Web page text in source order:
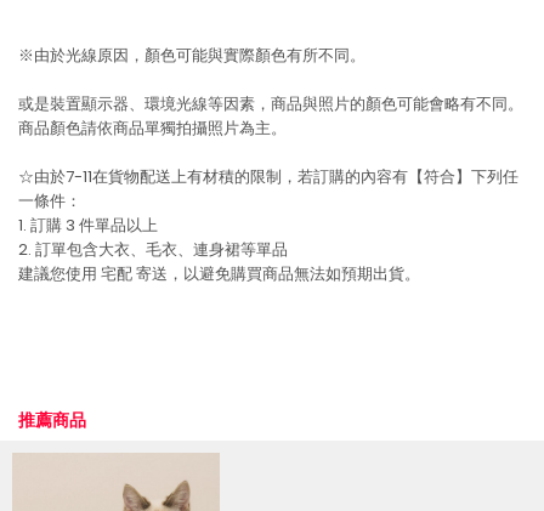
※由於光線原因，顏色可能與實際顏色有所不同。
或是裝置顯示器、環境光線等因素，商品與照片的顏色可能會略有不同。
商品顏色請依商品單獨拍攝照片為主。
☆由於7-11在貨物配送上有材積的限制，若訂購的內容有【符合】下列任
一條件：
1. 訂購 3 件單品以上
2. 訂單包含大衣、毛衣、連身裙等單品
建議您使用 宅配寄送，以避免購買商品無法如預期出貨。
推薦商品